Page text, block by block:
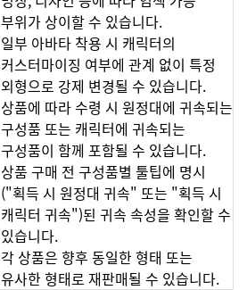
부위가 상이할 수 있습니다.
일부 아바타 착용 시 캐릭터의
커스터마이징 여부에 관계 없이 특정
외형으로 강제 변경될 수 있습니다.
상품에 따라 수령 시 원정대에 귀속되는
구성품 또는 캐릭터에 귀속되는
구성품이 함께 포함될 수 있습니다.
상품 구매 전 구성품별 툴팁에 명시
("획득 시 원정대 귀속" 또는 "획득 시
캐릭터 귀속")된 귀속 속성을 확인할 수
있습니다.
각 상품은 향후 동일한 형태 또는
유사한 형태로 재판매될 수 있습니다.